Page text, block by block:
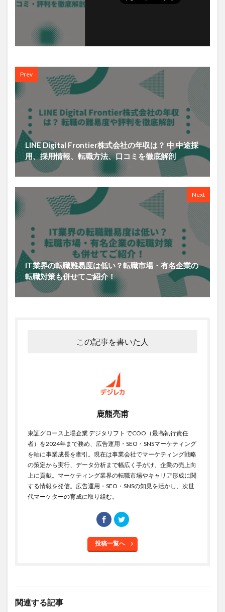
Prev
LINE Digital Frontier株式会社の年収は？ 中 中途採
用、採用情報、転職方法、口コミを徹底解剖
Next
IT業界の転職難易度は低い？転職市場・有名企業の
転職対策も併せてご紹介！
この記事を書いた人
鹿熊亮甫
東証グロース上場企業 デジタリフト でCOO（最高執行責任
者）を2024年まで務め、広告運用・SEO・SNSマーケティング
を軸に事業成長を牽引。現在は事業会社でマーケティング戦略
の策定から実行、データ分析まで幅広く手がけ、企業の売上向
上に貢献。マーケティング業界の転職市場やキャリア形成に関
する情報を発信。広告運用・SEO・SNSの知見を活かし、次世
代マーケターの育成に取り組む。
投稿一覧へ
関連する記事